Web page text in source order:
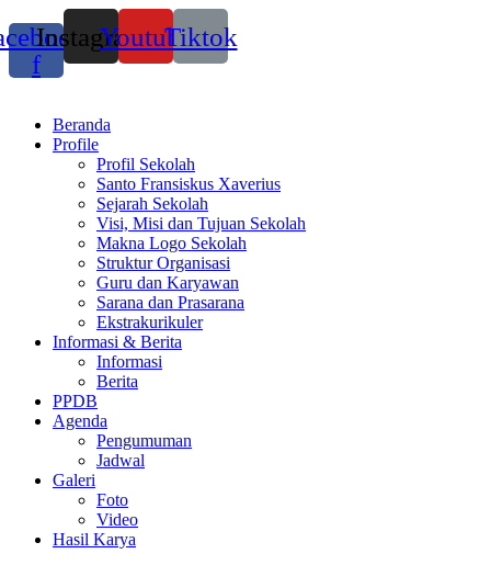
f
InstagramYoutubeTiktok
Beranda
Profile
Profil Sekolah
Santo Fransiskus Xaverius
Sejarah Sekolah
Visi, Misi dan Tujuan Sekolah
Makna Logo Sekolah
Struktur Organisasi
Guru dan Karyawan
Sarana dan Prasarana
Ekstrakurikuler
Informasi & Berita
Informasi
Berita
PPDB
Agenda
Pengumuman
Jadwal
Galeri
Foto
Video
Hasil Karya